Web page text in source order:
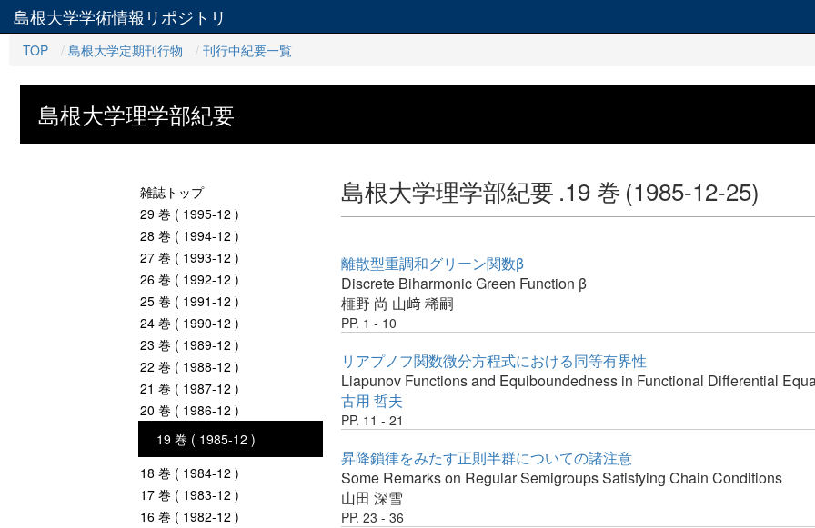
島根大学学術情報リポジトリ
TOP 島根大学定期刊行物 刊行中紀要一覧
島根大学理学部紀要
雑誌トップ
29 巻 ( 1995-12 )
28 巻 ( 1994-12 )
27 巻 ( 1993-12 )
26 巻 ( 1992-12 )
25 巻 ( 1991-12 )
24 巻 ( 1990-12 )
23 巻 ( 1989-12 )
22 巻 ( 1988-12 )
21 巻 ( 1987-12 )
20 巻 ( 1986-12 )
19 巻 ( 1985-12 )
18 巻 ( 1984-12 )
17 巻 ( 1983-12 )
16 巻 ( 1982-12 )
島根大学理学部紀要 .19 巻 (1985-12-25)
離散型重調和グリーン関数β
Discrete Biharmonic Green Function β
榧野 尚 山﨑 稀嗣
PP. 1 - 10
リアプノフ関数微分方程式における同等有界性
Liapunov Functions and Equiboundedness in Functional Differential
古用 哲夫
PP. 11 - 21
昇降鎖律をみたす正則半群についての諸注意
Some Remarks on Regular Semigroups Satisfying Chain Conditions
山田 深雪
PP. 23 - 36